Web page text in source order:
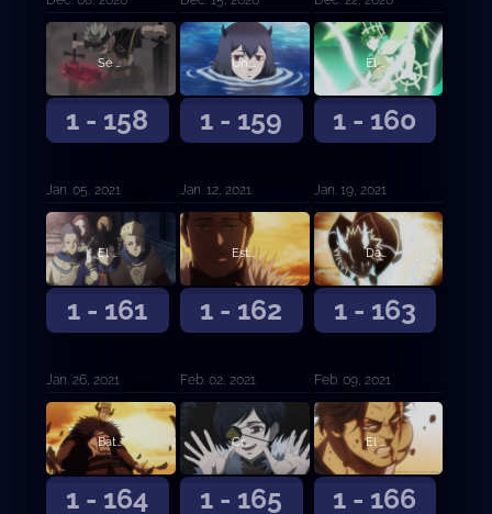
1 - 158
Se abre el telón de esperanza y desesperación
Jan. 05, 2021
1 - 159
Un lago tranquilo y la sombra del bosque
Jan. 12, 2021
1 - 160
El mensajero del Reino de la Pica
Jan. 19, 2021
1 - 161
El poder de Zenon
Jan. 26, 2021
1 - 162
Estalla una gran batalla
Feb. 02, 2021
1 - 163
Dante contra el capitán de los Toros Negros
Feb. 09, 2021
1 - 164
Batalla en el Reino del Corazón
1 - 165
Cruzada de agua
1 - 166
El capitán Yami Sukehiro